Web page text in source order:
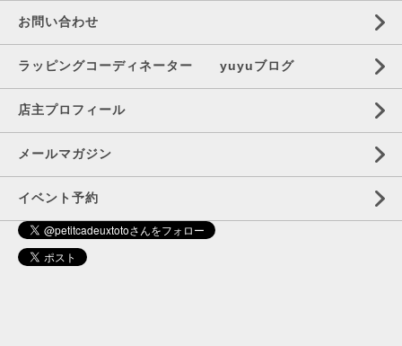
お問い合わせ
ラッピングコーディネーター yuyuブログ
店主プロフィール
メールマガジン
イベント予約